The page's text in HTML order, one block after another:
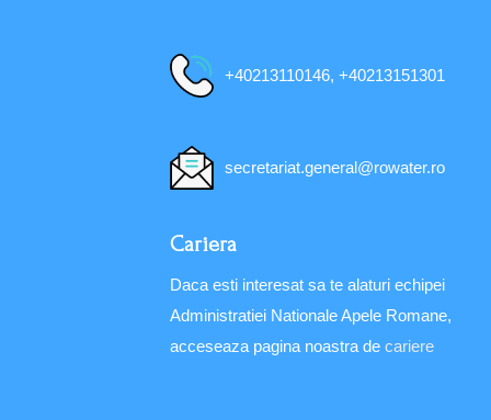
+40213110146, +40213151301
secretariat.general@rowater.ro
Cariera
Daca esti interesat sa te alaturi echipei
Administratiei Nationale Apele Romane,
acceseaza pagina noastra de cariere